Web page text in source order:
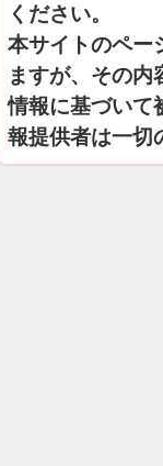
ください。
本サイトのペー
ますが、その
情報に基づいて
報提供者は一切